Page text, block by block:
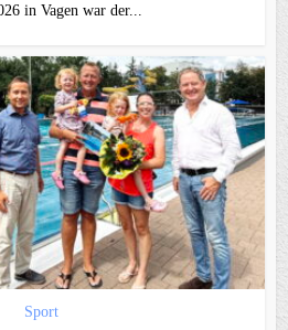
in Vagen war der...
Sport